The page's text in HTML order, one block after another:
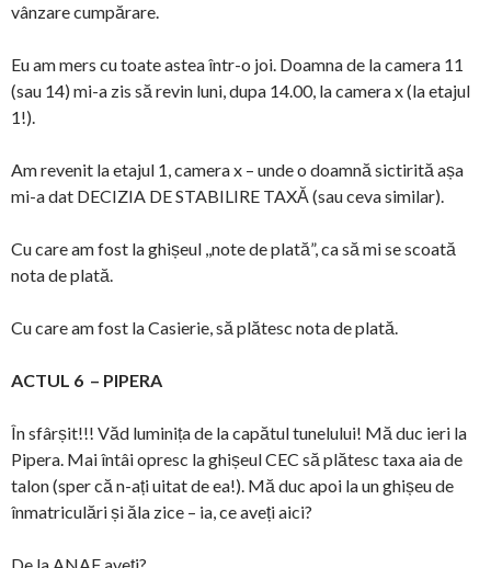
vânzare cumpărare.
Eu am mers cu toate astea într-o joi. Doamna de la camera 11
(sau 14) mi-a zis să revin luni, dupa 14.00, la camera x (la etajul
1!).
Am revenit la etajul 1, camera x – unde o doamnă sictirită așa
mi-a dat DECIZIA DE STABILIRE TAXĂ (sau ceva similar).
Cu care am fost la ghișeul ,,note de plată”, ca să mi se scoată
nota de plată.
Cu care am fost la Casierie, să plătesc nota de plată.
ACTUL 6 – PIPERA
În sfârșit!!! Văd luminița de la capătul tunelului! Mă duc ieri la
Pipera. Mai întâi opresc la ghișeul CEC să plătesc taxa aia de
talon (sper că n-ați uitat de ea!). Mă duc apoi la un ghișeu de
înmatriculări și ăla zice – ia, ce aveți aici?